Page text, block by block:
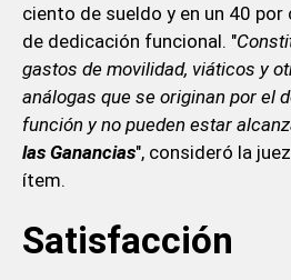
ciento de sueldo y en un 40
de dedicación funcional. "
gastos de movilidad, viáticos y
análogas que se originan por el
función y no pueden estar
las Ganancias", consideró la
ítem.
Satisfacción